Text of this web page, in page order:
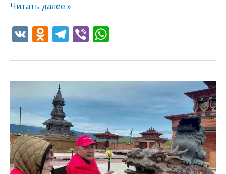
Читать далее »
V O
n
o
kl
as
s
ni
ki
T
e
gr
a
m
Vi
er at
s
A
p
p
Иволгинский
дацан